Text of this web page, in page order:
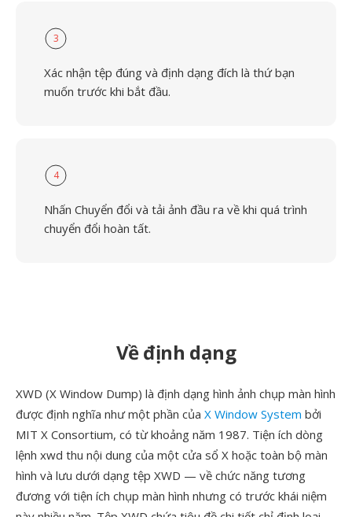
3
Xác nhận tệp đúng và định dạng đích là thứ bạn
muốn trước khi bắt đầu.
4
Nhấn Chuyển đổi và tải ảnh đầu ra về khi quá trình
chuyển đổi hoàn tất.
Về định dạng
XWD (X Window Dump) là định dạng hình ảnh chụp màn hình
được định nghĩa như một phần của X Window System bởi
MIT X Consortium, có từ khoảng năm 1987. Tiện ích dòng
lệnh xwd thu nội dung của một cửa sổ X hoặc toàn bộ màn
hình và lưu dưới dạng tệp XWD — về chức năng tương
đương với tiện ích chụp màn hình nhưng có trước khái niệm